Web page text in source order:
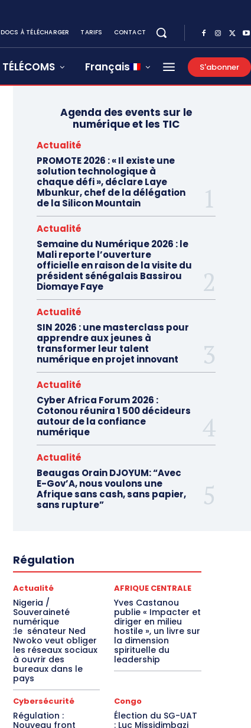
DOCS À TÉLÉCHARGER TARIFS CONTACT
TÉLÉCOMS Français S'abonner
Agenda des events sur le
numérique et les TIC
Actualité
PROMOTE 2026 : « Il existe une
solution technologique à
chaque défi », déclare Laye
Mbunkur, chef de la délégation
de la Silicon Mountain
Actualité
Semaine du Numérique 2026 : le
Mali reporte l’ouverture
officielle en raison de la visite du
président sénégalais Bassirou
Diomaye Faye
Actualité
SIN 2026 : une masterclass pour
apprendre aux jeunes à
transformer leur talent
numérique en projet innovant
Actualité
Cyber Africa Forum 2026 :
Cotonou réunira 1 500 décideurs
autour de la confiance
numérique
Actualité
Beaugas Orain DJOYUM: “Avec
E-Gov’A, nous voulons une
Afrique sans cash, sans papier,
sans rupture”
Régulation
Actualité
Nigeria /
Souveraineté
numérique
:le sénateur Ned
Nwoko veut obliger
les réseaux sociaux
à ouvrir des
bureaux dans le
pays
AFRIQUE CENTRALE
Yves Castanou
publie « Impacter et
diriger en milieu
hostile », un livre sur
la dimension
spirituelle du
leadership
Cybersécurité
Régulation :
Nouveau front
Congo
Élection du SG-UAT
: Luc Missidimbazi